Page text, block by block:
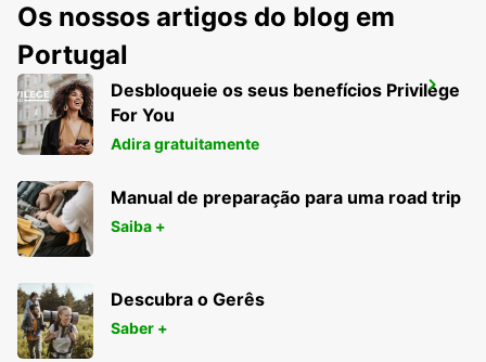
SAVERNE
SAVERNE - FRANCE
Os nossos artigos do blog em
Portugal
Desbloqueie os seus benefícios Privilege
For You
Adira gratuitamente
Manual de preparação para uma road trip
Saiba +
Descubra o Gerês
Saber +